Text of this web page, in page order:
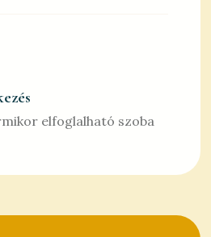
elfoglalható szoba